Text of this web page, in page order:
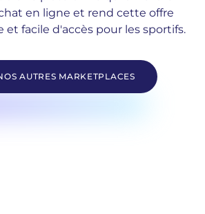
en ligne et rend cette offre
et facile d'accès pour les sportifs.
AUTRES MARKETPLACES